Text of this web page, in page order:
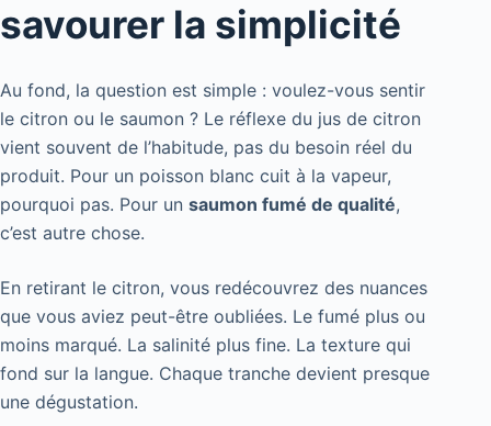
savourer la simplicité
Au fond, la question est simple : voulez-vous sentir
le citron ou le saumon ? Le réflexe du jus de citron
vient souvent de l’habitude, pas du besoin réel du
produit. Pour un poisson blanc cuit à la vapeur,
pourquoi pas. Pour un saumon fumé de qualité,
c’est autre chose.
En retirant le citron, vous redécouvrez des nuances
que vous aviez peut-être oubliées. Le fumé plus ou
moins marqué. La salinité plus fine. La texture qui
fond sur la langue. Chaque tranche devient presque
une dégustation.